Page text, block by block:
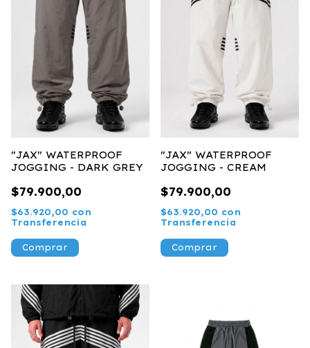
"JAX" WATERPROOF
JOGGING - DARK GREY
$79.900,00
$63.920,00 con
Transferencia
Comprar
"JAX" WATERPROOF
JOGGING - CREAM
$79.900,00
$63.920,00 con
Transferencia
Comprar